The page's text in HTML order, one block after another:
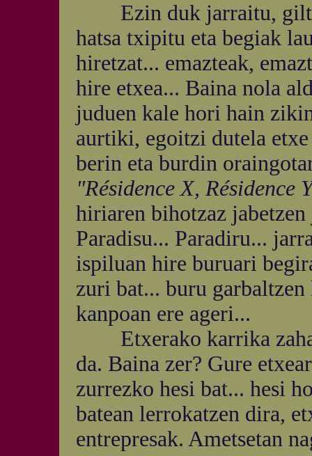
Ezin duk jarraitu,
hatsa txipitu eta begiak
hiretzat... emazteak,
hire etxea... Baina nola
juduen kale hori hain
aurtiki, egoitzi dutela
berin eta burdin
"Résidence X,
hiriaren bihotzaz
Paradisu... Paradiru...
ispiluan hire buruari
zuri bat... buru
kanpoan ere ageri...
Etxerako karrika
da. Baina zer? Gure
zurrezko hesi bat... hesi
batean lerrokatzen dira,
entrepresak. Ametsetan